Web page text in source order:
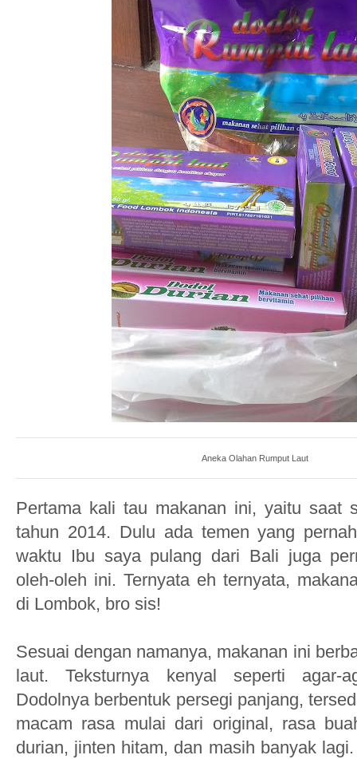
Aneka Olahan Rumput Laut
Pertama kali tau makanan ini, yaitu saat
tahun 2014. Dulu ada temen yang
waktu Ibu saya pulang dari Bali juga
oleh-oleh ini. Ternyata eh ternyata,
di Lombok, bro sis!
Sesuai dengan namanya, makanan ini
laut. Teksturnya kenyal seperti agar-
Dodolnya berbentuk persegi panjang,
macam rasa mulai dari original, rasa
durian, jinten hitam, dan masih banyak